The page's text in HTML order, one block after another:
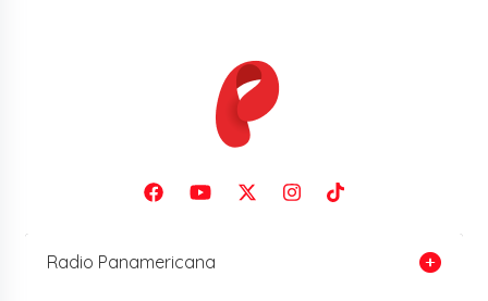
Radio Panamericana